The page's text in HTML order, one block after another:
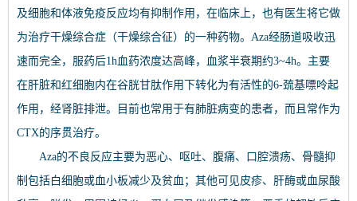
及细胞和体液免疫反应均有抑制作用，在临床上，也有医生将它做
为治疗干燥综合症（干燥综合征）的一种药物。Aza经肠道吸收迅
速而完全，服药后1h血药浓度达高峰，血浆半衰期约3~4h。主要
在肝脏和红细胞内在谷胱甘肽作用下转化为有活性的6-巯基嘌呤起
作用，经肾脏排泄。目前也常用于有肺脏病变的患者，而且常作为
CTX的序贯治疗。
Aza的不良反应主要为恶心、呕吐、腹痛、口腔溃疡、骨髓抑
制包括白细胞或血小板减少及贫血；其他可见皮疹、肝酶或血尿酸